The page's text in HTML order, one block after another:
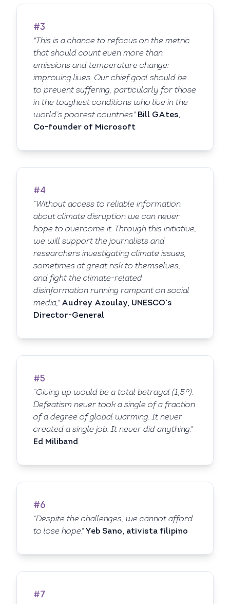
#3
"This is a chance to refocus on the metric
that should count even more than
emissions and temperature change:
improving lives. Our chief goal should be
to prevent suffering, particularly for those
in the toughest conditions who live in the
world’s poorest countries." Bill GAtes,
Co-founder of Microsoft
#4
“Without access to reliable information
about climate disruption we can never
hope to overcome it. Through this initiative,
we will support the journalists and
researchers investigating climate issues,
sometimes at great risk to themselves,
and fight the climate-related
disinformation running rampant on social
media," Audrey Azoulay, UNESCO’s
Director-General
#5
“Giving up would be a total betrayal (1,5º).
Defeatism never took a single of a fraction
of a degree of global warming. It never
created a single job. It never did anything."
Ed Miliband
#6
“Despite the challenges, we cannot afford
to lose hope." Yeb Sano, ativista filipino
#7